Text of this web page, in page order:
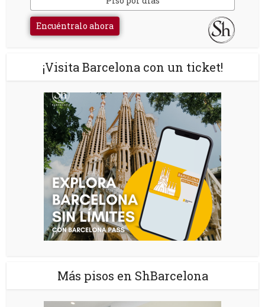
Encuéntralo ahora
¡Visita Barcelona con un ticket!
Más pisos en ShBarcelona